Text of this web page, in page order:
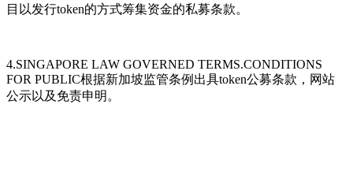
目以发行token的方式筹集资金的私募条款。
4.SINGAPORE LAW GOVERNED TERMS.CONDITIONS
FOR PUBLIC根据新加坡监管条例出具token公募条款，网站
公示以及免责申明。